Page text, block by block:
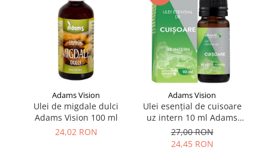
Adams Vision
Ulei de migdale dulci
Adams Vision 100 ml
24,02 RON
Adams Vision
Ulei esențial de cuisoare
uz intern 10 ml Adams
Vision
27,00 RON
24,45 RON